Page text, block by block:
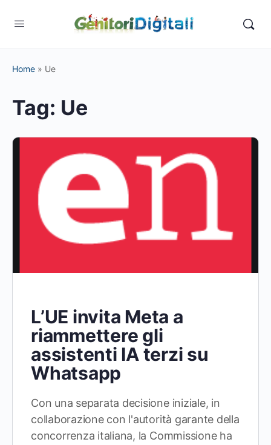
Home » Ue
Tag: Ue
L’UE invita Meta a
riammettere gli
assistenti IA terzi su
Whatsapp
Con una separata decisione iniziale, in
collaborazione con l'autorità garante della
concorrenza italiana, la Commissione ha